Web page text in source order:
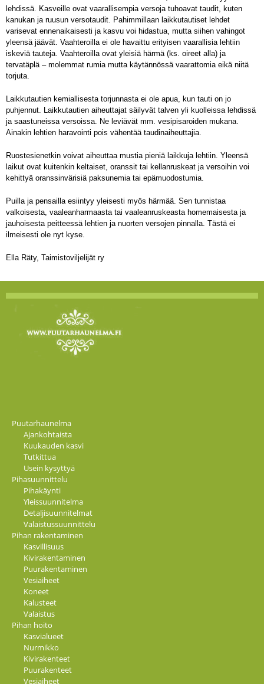
lehdissä. Kasveille ovat vaarallisempia versoja tuhoavat taudit, kuten
kanukan ja ruusun versotaudit. Pahimmillaan laikkutautiset lehdet
varisevat ennenaikaisesti ja kasvu voi hidastua, mutta siihen vahingot
yleensä jäävät. Vaahteroilla ei ole havaittu erityisen vaarallisia lehtiin
iskeviä tauteja. Vaahteroilla ovat yleisiä härmä (ks. oireet alla) ja
tervatäplä – molemmat rumia mutta käytännössä vaarattomia eikä niitä
torjuta.
Laikkutautien kemiallisesta torjunnasta ei ole apua, kun tauti on jo
puhjennut. Laikkutautien aiheuttajat säilyvät talven yli kuolleissa lehdissä
ja saastuneissa versoissa. Ne leviävät mm. vesipisaroiden mukana.
Ainakin lehtien haravointi pois vähentää taudinaiheuttajia.
Ruostesienetkin voivat aiheuttaa mustia pieniä laikkuja lehtiin. Yleensä
laikut ovat kuitenkin keltaiset, oranssit tai kellanruskeat ja versoihin voi
kehittyä oranssinvärisiä paksunemia tai epämuodostumia.
Puilla ja pensailla esiintyy yleisesti myös härmää. Sen tunnistaa
valkoisesta, vaaleanharmaasta tai vaaleanruskeasta homemaisesta ja
jauhoisesta peitteessä lehtien ja nuorten versojen pinnalla. Tästä ei
ilmeisesti ole nyt kyse.
Ella Räty, Taimistoviljelijät ry
Puutarhaunelma
Ajankohtaista
Kuukauden kasvi
Tutkittua
Usein kysyttyä
Pihasuunnittelu
Pihakäynti
Yleissuunnitelma
Detaljisuunnitelmat
Valaistussuunnittelu
Pihan rakentaminen
Kasvillisuus
Kivirakentaminen
Puurakentaminen
Vesiaiheet
Koneet
Kalusteet
Valaistus
Pihan hoito
Kasvialueet
Nurmikko
Kivirakenteet
Puurakenteet
Vesiaiheet